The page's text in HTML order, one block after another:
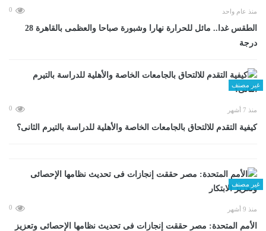
منذ عام واحد 0
الطقس غدا.. مائل للحرارة نهارا وشبورة صباحا والعظمى بالقاهرة 28
درجة
غير مصنف
منذ 7 أشهر 0
كيفية التقدم للالتحاق بالجامعات الخاصة والأهلية للدراسة بالتيرم الثانى؟
غير مصنف
منذ 9 أشهر 0
الأمم المتحدة: مصر حققت إنجازات فى تحديث نظامها الإحصائى وتعزيز